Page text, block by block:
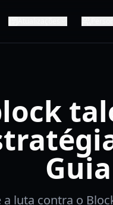
a luta contra o